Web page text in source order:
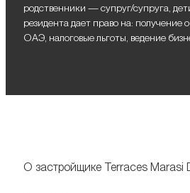
родственники — супруг/супруга,
резидента дает право на: получение
ОАЭ, налоговые льготы, ведение
О застройщике Terraces Marasi